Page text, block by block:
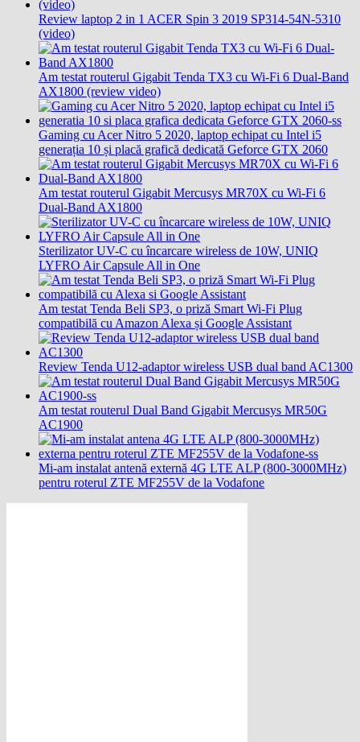
Review laptop 2 in 1 ACER Spin 3 2019 SP314-54N-5310
(video)
Am testat routerul Gigabit Tenda TX3 cu Wi-Fi 6 Dual-Band
AX1800 (review video)
Gaming cu Acer Nitro 5 2020, laptop echipat cu Intel i5
generația 10 și placă grafică dedicată Geforce GTX 2060
Am testat routerul Gigabit Mercusys MR70X cu Wi-Fi 6
Dual-Band AX1800
Sterilizator UV-C cu încarcare wireless de 10W, UNIQ
LYFRO Air Capsule All in One
Am testat Tenda Beli SP3, o priză Smart Wi-Fi Plug
compatibilă cu Amazon Alexa și Google Assistant
Review Tenda U12-adaptor wireless USB dual band AC1300
Am testat routerul Dual Band Gigabit Mercusys MR50G
AC1900
Mi-am instalat antenă externă 4G LTE ALP (800-3000MHz)
pentru roterul ZTE MF255V de la Vodafone